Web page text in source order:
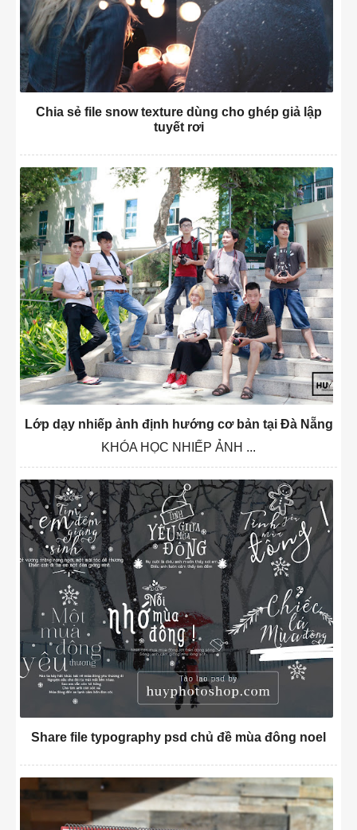
Chia sẻ file snow texture dùng cho ghép giả lập
tuyết rơi
Lớp dạy nhiếp ảnh định hướng cơ bản tại Đà Nẵng
KHÓA HỌC NHIẾP ẢNH ...
Share file typography psd chủ đề mùa đông noel